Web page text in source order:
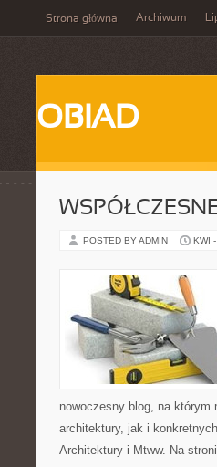
Strona główna Archiwum
OBIAD
POSTED BY ADMIN KWI
nowoczesny blog, na którym
architektury, jak i
Architektury i Mtww. Na